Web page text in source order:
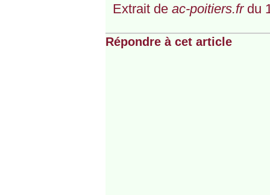
Extrait de ac-poitiers.frdu
Répondre à cet article